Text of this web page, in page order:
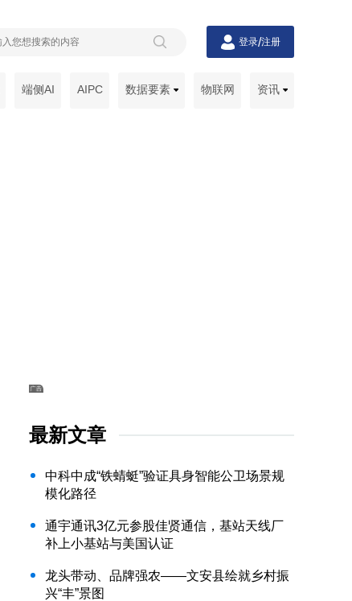
登录/注册
端侧AI AIPC 数据要素 物联网 资讯
最新文章
中科中成“铁蜻蜓”验证具身智能公卫场景规
模化路径
通宇通讯3亿元参股佳贤通信，基站天线厂
补上小基站与美国认证
龙头带动、品牌强农——文安县绘就乡村振
兴“丰”景图